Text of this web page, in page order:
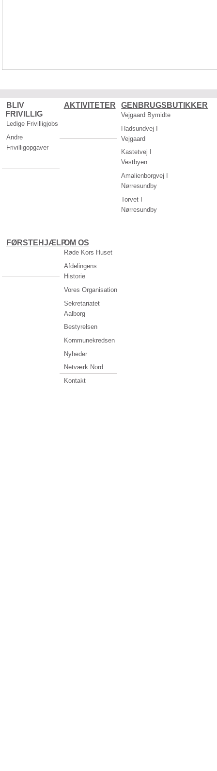
BLIV
FRIVILLIG
Ledige Frivilligjobs
Andre
Frivilligopgaver
AKTIVITETER GENBRUGSBUTIKKER
Vejgaard Bymidte
Hadsundvej I
Vejgaard
Kastetvej I
Vestbyen
Amalienborgvej I
Nørresundby
Torvet I
Nørresundby
FØRSTEHJÆLPOM OS
Røde Kors Huset
Afdelingens
Historie
Vores Organisation
Sekretariatet
Aalborg
Bestyrelsen
Kommunekredsen
Nyheder
Netværk Nord
Kontakt